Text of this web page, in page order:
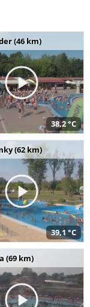
(46 km)
38,2 °C
(62 km)
39,1 °C
(69 km)